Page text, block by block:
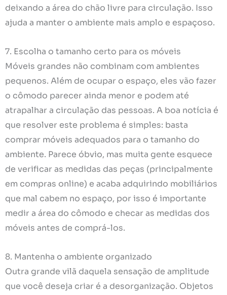
deixando a área do chão livre para circulação. Isso
ajuda a manter o ambiente mais amplo e espaçoso.
7. Escolha o tamanho certo para os móveis
Móveis grandes não combinam com ambientes
pequenos. Além de ocupar o espaço, eles vão fazer
o cômodo parecer ainda menor e podem até
atrapalhar a circulação das pessoas. A boa notícia é
que resolver este problema é simples: basta
comprar móveis adequados para o tamanho do
ambiente. Parece óbvio, mas muita gente esquece
de verificar as medidas das peças (principalmente
em compras online) e acaba adquirindo mobiliários
que mal cabem no espaço, por isso é importante
medir a área do cômodo e checar as medidas dos
móveis antes de comprá-los.
8. Mantenha o ambiente organizado
Outra grande vilã daquela sensação de amplitude
que você deseja criar é a desorganização. Objetos